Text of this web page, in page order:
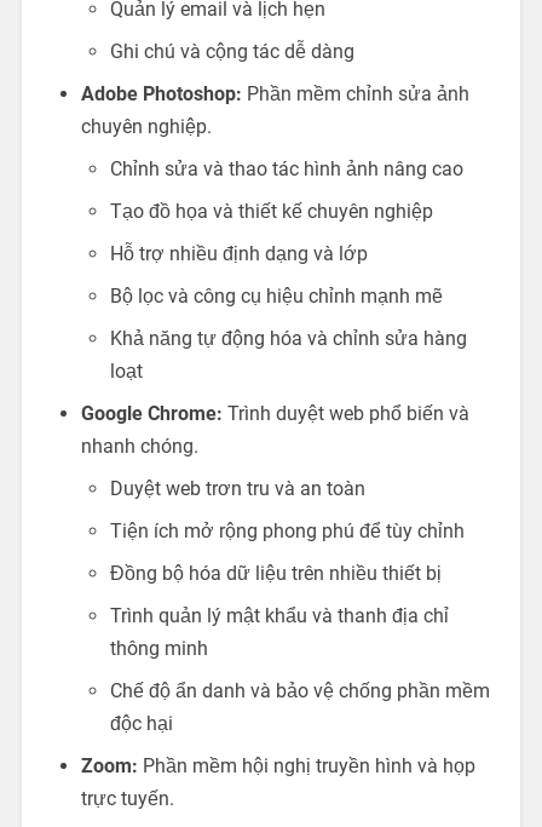
Quản lý email và lịch hẹn
Ghi chú và cộng tác dễ dàng
Adobe Photoshop: Phần mềm chỉnh sửa ảnh
chuyên nghiệp.
Chỉnh sửa và thao tác hình ảnh nâng cao
Tạo đồ họa và thiết kế chuyên nghiệp
Hỗ trợ nhiều định dạng và lớp
Bộ lọc và công cụ hiệu chỉnh mạnh mẽ
Khả năng tự động hóa và chỉnh sửa hàng
loạt
Google Chrome: Trình duyệt web phổ biến và
nhanh chóng.
Duyệt web trơn tru và an toàn
Tiện ích mở rộng phong phú để tùy chỉnh
Đồng bộ hóa dữ liệu trên nhiều thiết bị
Trình quản lý mật khẩu và thanh địa chỉ
thông minh
Chế độ ẩn danh và bảo vệ chống phần mềm
độc hại
Zoom: Phần mềm hội nghị truyền hình và họp
trực tuyến.